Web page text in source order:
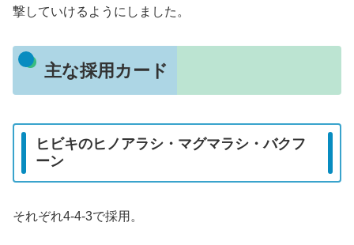
撃していけるようにしました。
主な採用カード
ヒビキのヒノアラシ・マグマラシ・バクフ
ーン
それぞれ4-4-3で採用。